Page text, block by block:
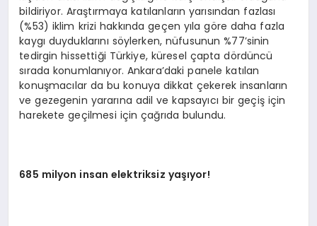
bildiriyor. Araştırmaya katılanların yarısından fazlası
(%53) iklim krizi hakkında geçen yıla göre daha fazla
kaygı duyduklarını söylerken, nüfusunun %77’sinin
tedirgin hissettiği Türkiye, küresel çapta dördüncü
sırada konumlanıyor. Ankara’daki panele katılan
konuşmacılar da bu konuya dikkat çekerek insanların
ve gezegenin yararına adil ve kapsayıcı bir geçiş için
harekete geçilmesi için çağrıda bulundu.
685 milyon insan elektriksiz yaşıyor!